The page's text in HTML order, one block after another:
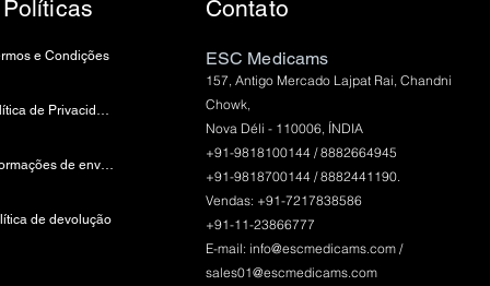
Políticas
e Condições
política de Privacidade
Informações de envio e pagamento
de devolução
Contato
ESC Medicams
157, Antigo Mercado Lajpat Rai, Chandni
Chowk,
Nova Déli - 110006, ÍNDIA
+91-9818100144 / 8882664945
+91-9818700144 / 8882441190.
Vendas: +91-7217838586
+91-11-23866777
E-mail: info@escmedicams.com/
sales01@escmedicams.com